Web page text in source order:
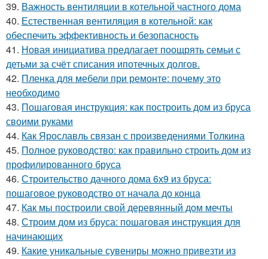
39. Важность вентиляции в котельной частного дома
40. Естественная вентиляция в котельной: как
обеспечить эффективность и безопасность
41. Новая инициатива предлагает поощрять семьи с
детьми за счёт списания ипотечных долгов.
42. Пленка для мебели при ремонте: почему это
необходимо
43. Пошаговая инструкция: как построить дом из бруса
своими руками
44. Как Ярославль связан с произведениями Толкина
45. Полное руководство: как правильно строить дом из
профилированного бруса
46. Строительство дачного дома 6х9 из бруса:
пошаговое руководство от начала до конца
47. Как мы построили свой деревянный дом мечты
48. Строим дом из бруса: пошаговая инструкция для
начинающих
49. Какие уникальные сувениры можно привезти из